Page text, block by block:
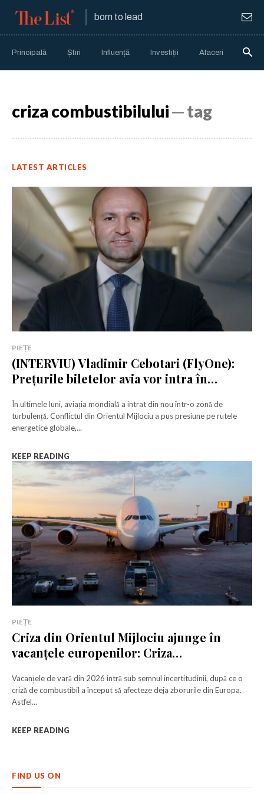
Rămâi conectat la lumea afacerilor și
Rămâi conectat la lumea afacerilor și
born to lead
Principală Știri Influență Investiții Afaceri
criza combustibilului─ tag
LATEST ARTICLES
PIEȚE
(INTERVIU) Vladimir Cebotari (FlyOne):
Prețurile biletelor avia vor intra în
În ultimele luni, aviația mondială a intrat din nou într-o zonă de
turbulență. Conflictul din Orientul Mijlociu a pus presiune pe rutele
energetice globale,...
KEEP READING
PIEȚE
Criza din Orientul Mijlociu ajunge în
vacanțele europenilor: Criza
Vacanțele de vară din 2026 intră sub semnul incertitudinii, după ce o
criză de combustibil a început să afecteze deja zborurile din Europa.
Astfel...
KEEP READING
FIND US ON